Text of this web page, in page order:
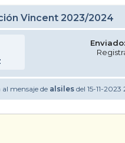
Vincent 2023/2024
al mensaje de alsiles del 15-11-2023